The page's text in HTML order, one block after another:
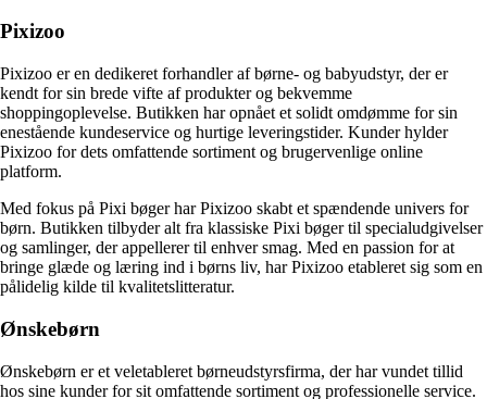
Pixizoo
Pixizoo er en dedikeret forhandler af børne- og babyudstyr, der er
kendt for sin brede vifte af produkter og bekvemme
shoppingoplevelse. Butikken har opnået et solidt omdømme for sin
enestående kundeservice og hurtige leveringstider. Kunder hylder
Pixizoo for dets omfattende sortiment og brugervenlige online
platform.
Med fokus på Pixi bøger har Pixizoo skabt et spændende univers for
børn. Butikken tilbyder alt fra klassiske Pixi bøger til specialudgivelser
og samlinger, der appellerer til enhver smag. Med en passion for at
bringe glæde og læring ind i børns liv, har Pixizoo etableret sig som en
pålidelig kilde til kvalitetslitteratur.
Ønskebørn
Ønskebørn er et veletableret børneudstyrsfirma, der har vundet tillid
hos sine kunder for sit omfattende sortiment og professionelle service.